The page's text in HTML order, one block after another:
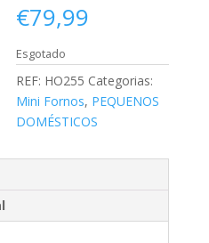
€79,99
Esgotado
REF: HO255 Categorias:
Mini Fornos, PEQUENOS
DOMÉSTICOS